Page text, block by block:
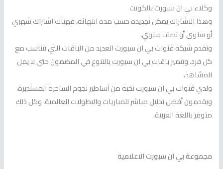
وكلاء بي ان سبورت بالكويت
وهذا الاشتراك يمكن تجديده حسب مده انتهائه، فهناك اشتراك شهري
أو سنوي أو نصف سنوي،
وتقدم شبكة قنوات بي ان سبورت العديد من الباقات التي تتناسب مع
كل فرد، وتتميز باقات بي ان سبورت بالتنوع في المضمون حتي لا يمل
المشاهد،
ولدي قنوات بي ان سبورت نخبة من أساطير نجوم الساحرة المستديرة،
ويقدمون أفضل تحليل مباشر للمباريات والبطولات العالمية، وكل ذلك
متوفر باللغة العربية.
مجموعة بي ان سبورت الاعلامية